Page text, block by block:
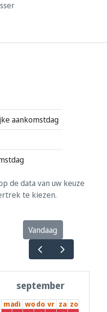
aankomstdag
de data van uw keuze
te kiezen.
Vandaag
september
madi wodo vr za zo